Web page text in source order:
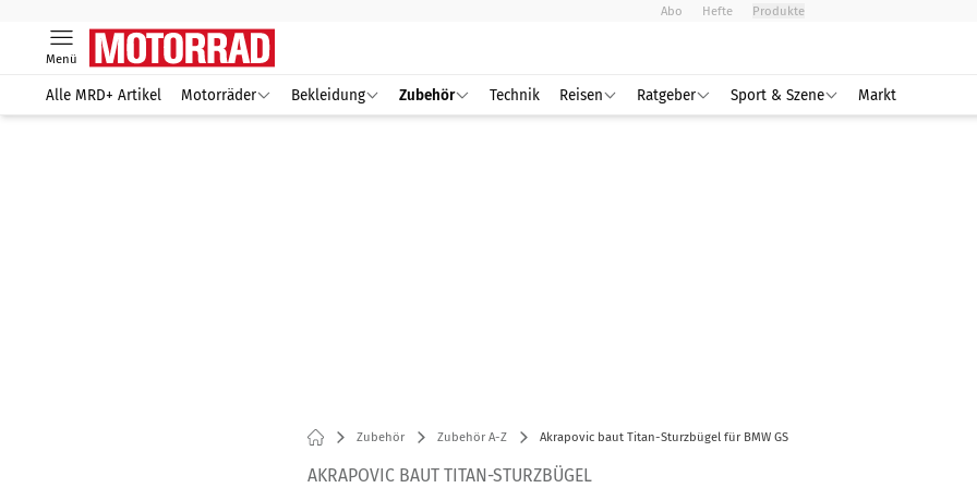
Abo Hefte Produkte
Menü
Alle MRD+ Artikel Motorräder Bekleidung Zubehör Technik Reisen Ratgeber Sport & Szene Markt
Zubehör Zubehör A-Z Akrapovic baut Titan-Sturzbügel für BMW GS
AKRAPOVIC BAUT TITAN-STURZBÜGEL